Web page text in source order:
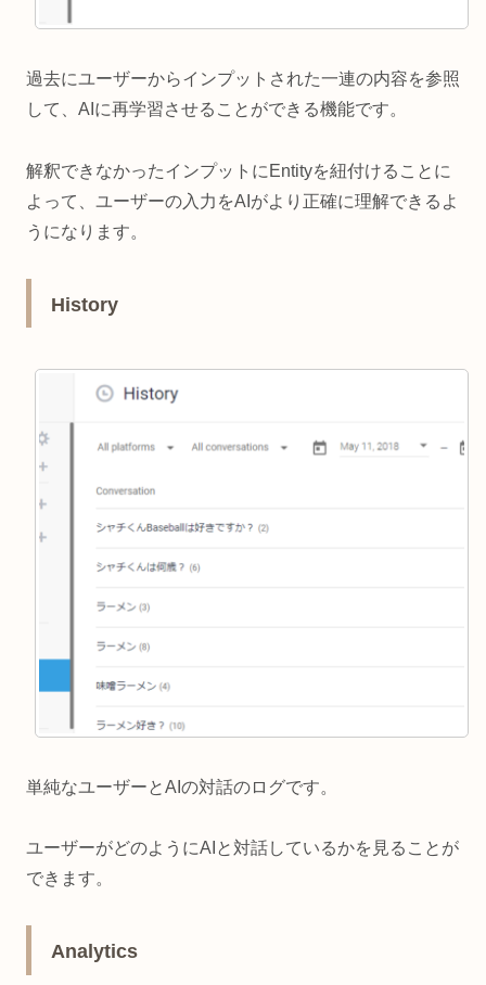
過去にユーザーからインプットされた一連の内容を参照
して、AIに再学習させることができる機能です。
解釈できなかったインプットにEntityを紐付けることに
よって、ユーザーの入力をAIがより正確に理解できるよ
うになります。
History
単純なユーザーとAIの対話のログです。
ユーザーがどのようにAIと対話しているかを見ることが
できます。
Analytics